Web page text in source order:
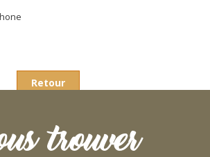
Retour
trouver